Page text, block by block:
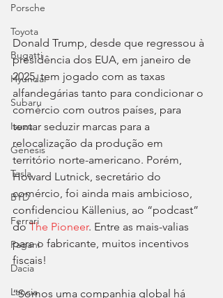
Porsche
Toyota
Bugatti
Hyundai
Subaru
Isuzu
Genesis
Tesla
BYD
Ferrari
Pagani
Dacia
Lancia
Donald Trump, desde que regressou à
presidência dos EUA, em janeiro de
2025, tem jogado com as taxas
alfandegárias tanto para condicionar o
comércio com outros países, para
tentar seduzir marcas para a
relocalização da produção em
território norte-americano. Porém,
Howard Lutnick, secretário do
comércio, foi ainda mais ambicioso,
confidenciou Källenius, ao “podcast”
do The Pioneer. Entre as mais-valias
para o fabricante, muitos incentivos
fiscais!
“Somos uma companhia global há